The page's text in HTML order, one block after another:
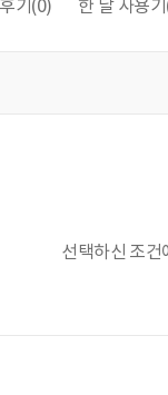
기 (0) 한 달 사용기
선택하신 조건